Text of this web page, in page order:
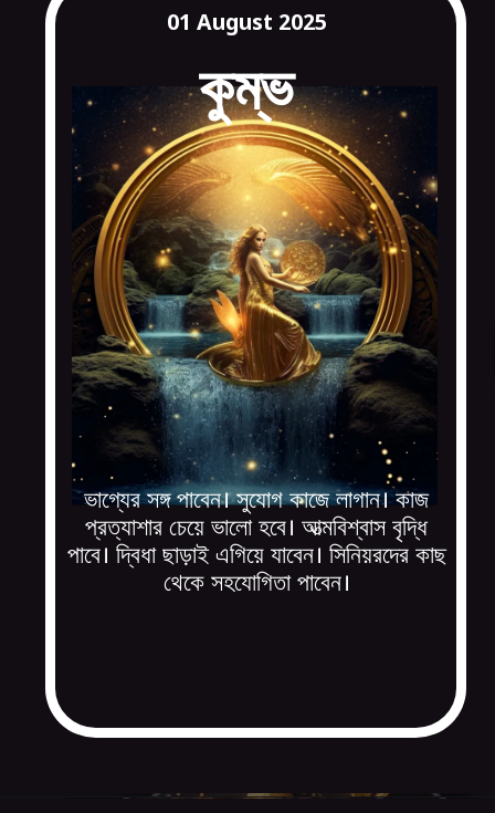
কুম্ভ
01 August 2025
ভাগ্যের সঙ্গ পাবেন। সুযোগ কাজে লাগান। কাজ
প্রত্যাশার চেয়ে ভালো হবে। আত্মবিশ্বাস বৃদ্ধি
পাবে। দ্বিধা ছাড়াই এগিয়ে যাবেন। সিনিয়রদের কাছ
থেকে সহযোগিতা পাবেন।